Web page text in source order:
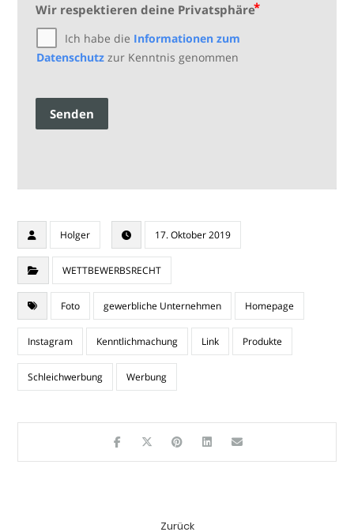
Wir respektieren deine Privatsphäre
Ich habe die Informationen zum
Datenschutzzur Kenntnis genommen
Senden
Holger 17. Oktober 2019
WETTBEWERBSRECHT
Foto gewerbliche Unternehmen Homepage
Instagram Kenntlichmachung Link Produkte
Schleichwerbung Werbung
Zurück